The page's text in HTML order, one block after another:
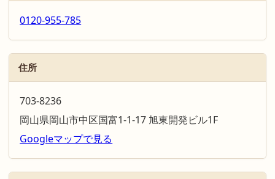
0120-955-785
住所
703-8236
岡山県岡山市中区国富1-1-17 旭東開発ビル1F
Googleマップで見る